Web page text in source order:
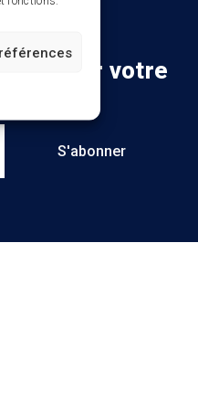
sur votre
S'abonner